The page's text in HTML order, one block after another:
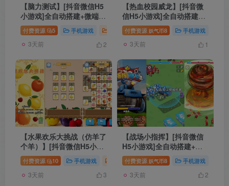
【脑力测试】[抖音微信H5
小游戏]全自动搭建+微端安
卓+视频参考搭建教程
付费资源 5 手机游戏 抖音微信H5小游戏 游戏源码
3天前 2
【热血校园威龙】[抖音微
信H5小游戏]全自动搭建
+微端安卓+视频参考搭建
教程
付费资源 妖气币8 手机游戏
3天前 1
【水果欢乐大挑战（仿羊了
个羊）】[抖音微信H5小游
戏]全自动搭建+微端安卓
+视频参考搭建教程
付费资源 10 手机游戏 抖音微信H5小游戏 游戏源码
3天前 3
【战场小指挥】[抖音微信
H5小游戏]全自动搭建+微
端安卓+视频参考搭建教程
付费资源 妖气币8 手机游戏
3天前 2